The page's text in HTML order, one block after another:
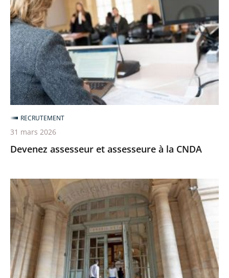
et
assesseure
à
la
CNDA
Devenez assesseur et assesseure à la CNDA
RECRUTEMENT
31 mars 2026
Ouverture
du
recrutement
pour
devenir
auditeur
et